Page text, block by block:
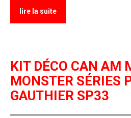
lire la suite
KIT DÉCO CAN AM
MONSTER SÉRIES
GAUTHIER SP33